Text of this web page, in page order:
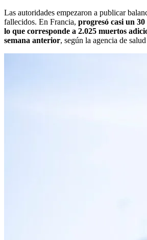
Las autoridades empezaron a publicar
fallecidos. En Francia, progresó casi un
lo que corresponde a 2.025 muertos
semana anterior, según la agencia de